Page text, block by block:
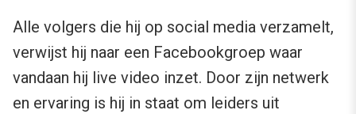
Alle volgers die hij op social media verzamelt,
verwijst hij naar een Facebookgroep waar
vandaan hij live video inzet. Door zijn netwerk
en ervaring is hij in staat om leiders uit